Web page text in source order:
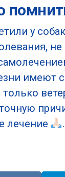
у
не
имеют
лечение
.